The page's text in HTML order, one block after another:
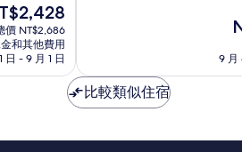
價 NT$2,686
和其他費用
日 - 9 月 1 日
心
棒
了，
1,319
評
9 月
比較類似住宿